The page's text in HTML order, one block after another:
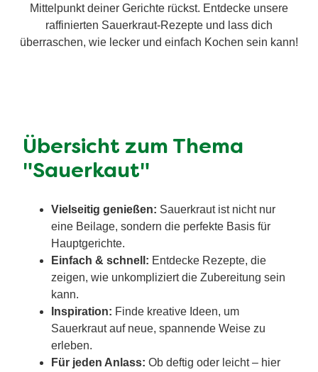
Mittelpunkt deiner Gerichte rückst. Entdecke unsere
raffinierten Sauerkraut-Rezepte und lass dich
überraschen, wie lecker und einfach Kochen sein kann!
Übersicht zum Thema
"Sauerkaut"
Vielseitig genießen: Sauerkraut ist nicht nur
eine Beilage, sondern die perfekte Basis für
Hauptgerichte.
Einfach & schnell: Entdecke Rezepte, die
zeigen, wie unkompliziert die Zubereitung sein
kann.
Inspiration: Finde kreative Ideen, um
Sauerkraut auf neue, spannende Weise zu
erleben.
Für jeden Anlass: Ob deftig oder leicht – hier